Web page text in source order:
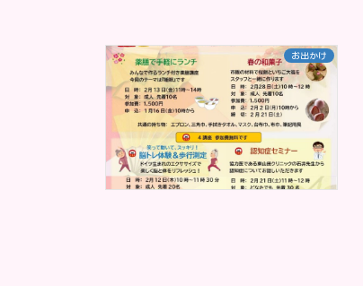
お出かけ